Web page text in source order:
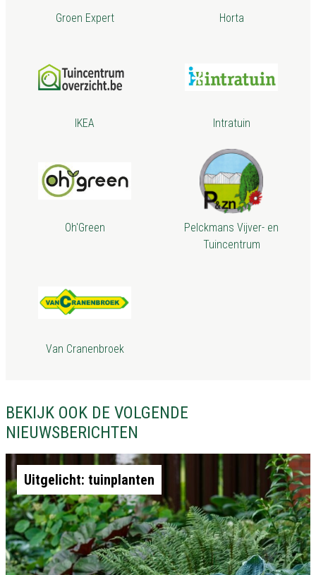
Groen Expert Horta
IKEA Intratuin
Oh'Green
Pelckmans Vijver- en
Tuincentrum
Van Cranenbroek
BEKIJK OOK DE VOLGENDE
NIEUWSBERICHTEN
Uitgelicht: tuinplanten